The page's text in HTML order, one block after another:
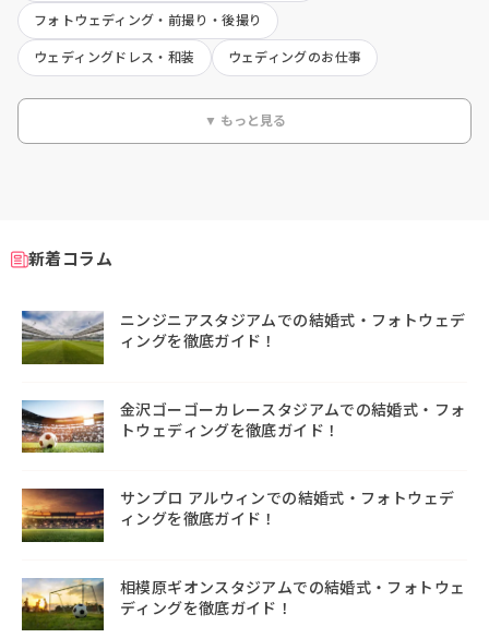
フォトウェディング・前撮り・後撮り
ウェディングドレス・和装 ウェディングのお仕事
▼ もっと見る
新着コラム
ニンジニアスタジアムでの結婚式・フォトウェデ
ィングを徹底ガイド！
金沢ゴーゴーカレースタジアムでの結婚式・フォ
トウェディングを徹底ガイド！
サンプロ アルウィンでの結婚式・フォトウェデ
ィングを徹底ガイド！
相模原ギオンスタジアムでの結婚式・フォトウェ
ディングを徹底ガイド！